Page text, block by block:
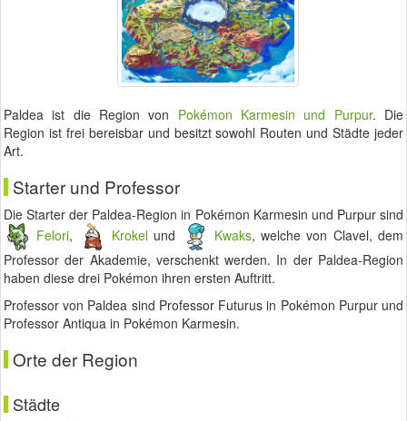
Paldea ist die Region von Pokémon Karmesin und Purpur. Die
Region ist frei bereisbar und besitzt sowohl Routen und Städte jeder
Art.
Starter und Professor
Die Starter der Paldea-Region in Pokémon Karmesin und Purpur sind
Felori, Krokelund Kwaks, welche von Clavel, dem
Professor der Akademie, verschenkt werden. In der Paldea-Region
haben diese drei Pokémon ihren ersten Auftritt.
Professor von Paldea sind Professor Futurus in Pokémon Purpur und
Professor Antiqua in Pokémon Karmesin.
Orte der Region
Städte